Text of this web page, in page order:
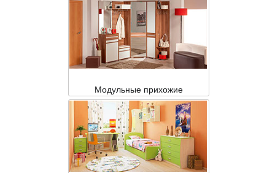
Модульные прихожие